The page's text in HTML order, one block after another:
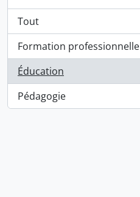
Tout
Formation professionnelle
, 2 résultats
Éducation
, 2 résultats
Pédagogie
, 1 résultats